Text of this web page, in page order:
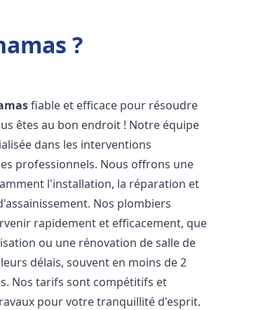
?
fiable et efficace pour résoudre
êtes au bon endroit ! Notre équipe
dans les interventions
professionnels. Nous offrons une
l'installation, la réparation et
Nos plombiers
rapidement et efficacement, que
ou une rénovation de salle de
délais, souvent en moins de 2
Nos tarifs sont compétitifs et
pour votre tranquillité d'esprit.